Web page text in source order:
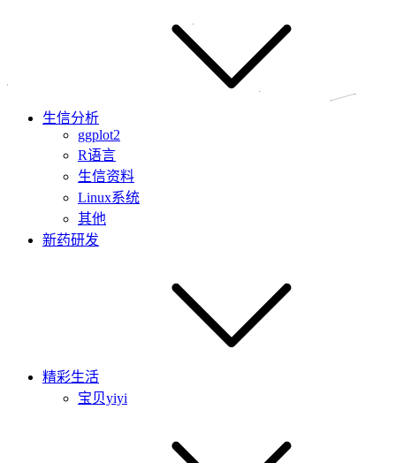
生信分析
ggplot2
R语言
生信资料
Linux系统
其他
新药研发
精彩生活
宝贝yiyi